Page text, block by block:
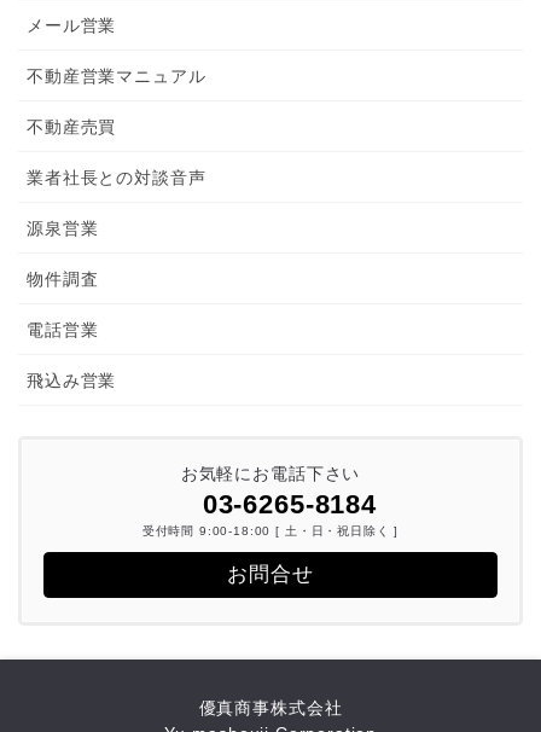
メール営業
不動産営業マニュアル
不動産売買
業者社長との対談音声
源泉営業
物件調査
電話営業
飛込み営業
お気軽にお電話下さい
03-6265-8184
受付時間 9:00-18:00 [ 土・日・祝日除く ]
お問合せ
優真商事株式会社